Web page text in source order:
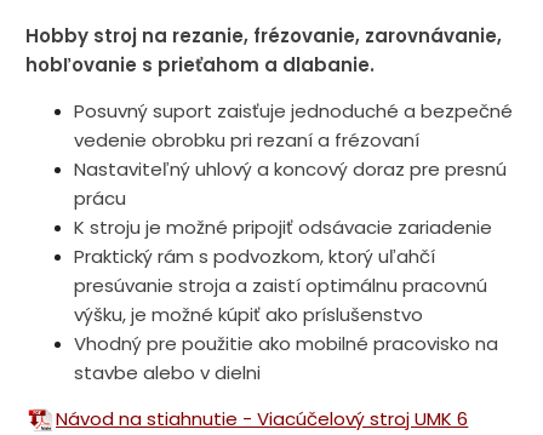
Hobby stroj na rezanie, frézovanie, zarovnávanie,
hobľovanie s prieťahom a dlabanie.
Posuvný suport zaisťuje jednoduché a bezpečné
vedenie obrobku pri rezaní a frézovaní
Nastaviteľný uhlový a koncový doraz pre presnú
prácu
K stroju je možné pripojiť odsávacie zariadenie
Praktický rám s podvozkom, ktorý uľahčí
presúvanie stroja a zaistí optimálnu pracovnú
výšku, je možné kúpiť ako príslušenstvo
Vhodný pre použitie ako mobilné pracovisko na
stavbe alebo v dielni
Návod na stiahnutie - Viacúčelový stroj UMK 6